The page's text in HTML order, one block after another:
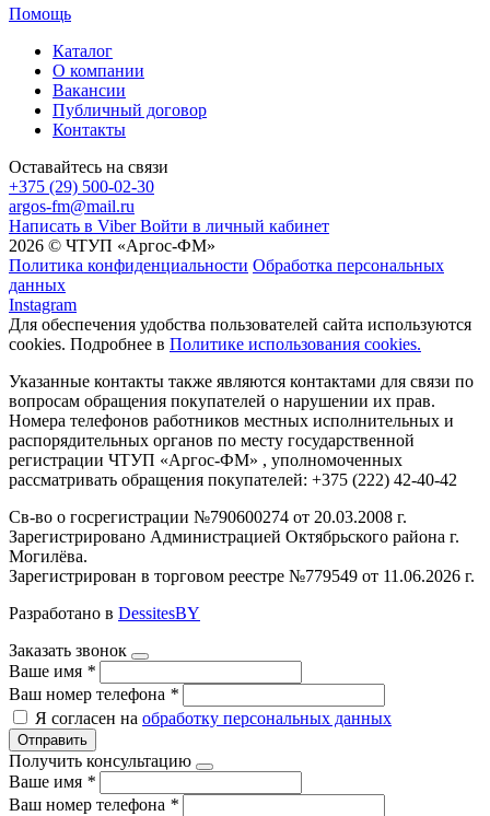
Помощь
Каталог
О компании
Вакансии
Публичный договор
Контакты
Оставайтесь на связи
+375 (29) 500-02-30
argos-fm@mail.ru
Написать в Viber Войти в личный кабинет
2026 © ЧТУП «Аргос-ФМ»
Политика конфиденциальности Обработка персональных
данных
Instagram
Для обеспечения удобства пользователей сайта используются
cookies. Подробнее в Политике использования cookies.
Указанные контакты также являются контактами для связи по
вопросам обращения покупателей о нарушении их прав.
Номера телефонов работников местных исполнительных и
распорядительных органов по месту государственной
регистрации ЧТУП «Аргос-ФМ» , уполномоченных
рассматривать обращения покупателей: +375 (222) 42-40-42
Св-во о госрегистрации №790600274 от 20.03.2008 г.
Зарегистрировано Администрацией Октябрьского района г.
Могилёва.
Зарегистрирован в торговом реестре №779549 от 11.06.2026 г.
Разработано в DessitesBY
Заказать звонок
Ваше имя *
Ваш номер телефона *
Я согласен на обработку персональных данных
Отправить
Получить консультацию
Ваше имя *
Ваш номер телефона *